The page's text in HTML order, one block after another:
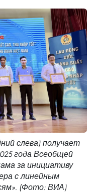
слева) получает
года Всеобщей
за инициативу
с линейным
(Фото: ВИА)